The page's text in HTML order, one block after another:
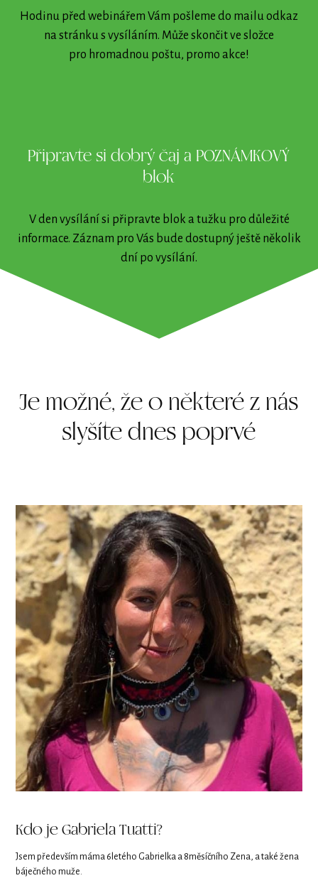
Hodinu před webinářem Vám pošleme do mailu odkaz
na stránku s vysíláním. Může skončit ve složce
pro hromadnou poštu, promo akce!
Připravte si dobrý čaj a POZNÁMKOVÝ
blok
V den vysílání si připravte blok a tužku pro důležité
informace. Záznam pro Vás bude dostupný ještě několik
dní po vysílání.
Je možné, že o některé z nás
slyšíte dnes poprvé
Kdo je Gabriela Tuatti?
Jsem především máma 6letého Gabrielka a 8měsíčního Zena, a také žena
báječného muže.